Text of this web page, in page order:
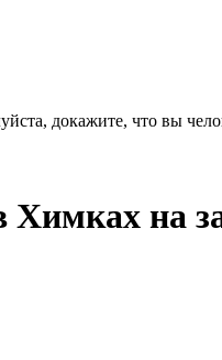
докажите, что вы
Химках на